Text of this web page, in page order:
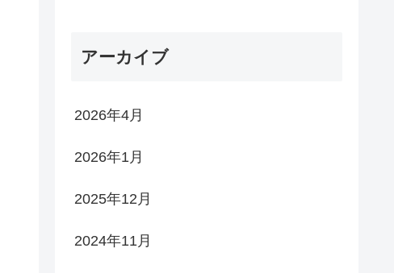
アーカイブ
2026年4月
2026年1月
2025年12月
2024年11月